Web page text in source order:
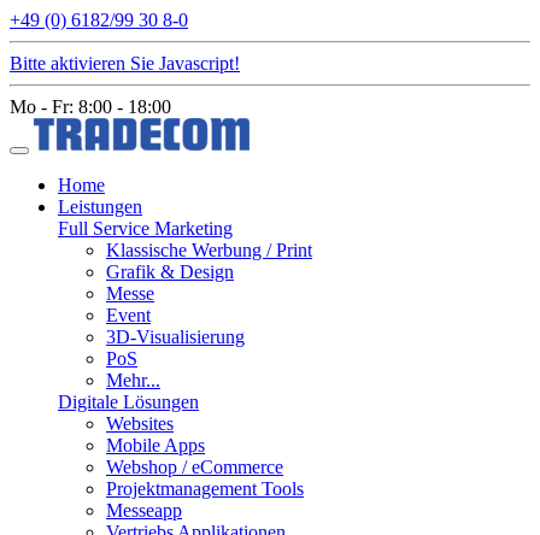
+49 (0) 6182/99 30 8-0
Bitte aktivieren Sie Javascript!
Mo - Fr: 8:00 - 18:00
Home
Leistungen
Full Service Marketing
Klassische Werbung / Print
Grafik & Design
Messe
Event
3D-Visualisierung
PoS
Mehr...
Digitale Lösungen
Websites
Mobile Apps
Webshop / eCommerce
Projektmanagement Tools
Messeapp